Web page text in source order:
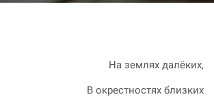
На землях далёких,
В окрестностях близких